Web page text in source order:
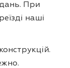
При
наші